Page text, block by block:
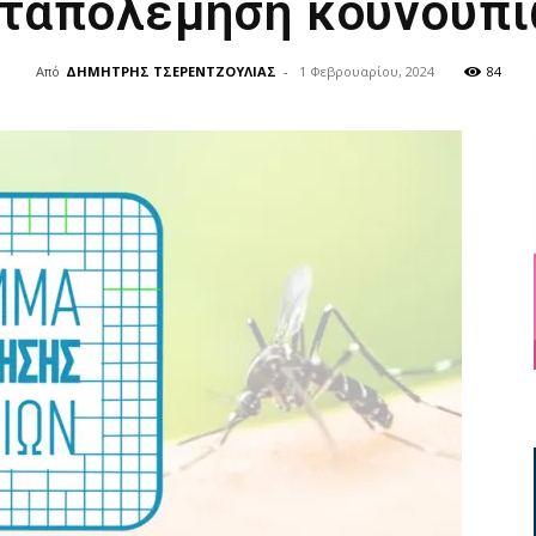
Από ΔΗΜΗΤΡΗΣ ΤΣΕΡΕΝΤΖΟΥΛΙΑΣ - 1 Φεβρουαρίου, 2024 84